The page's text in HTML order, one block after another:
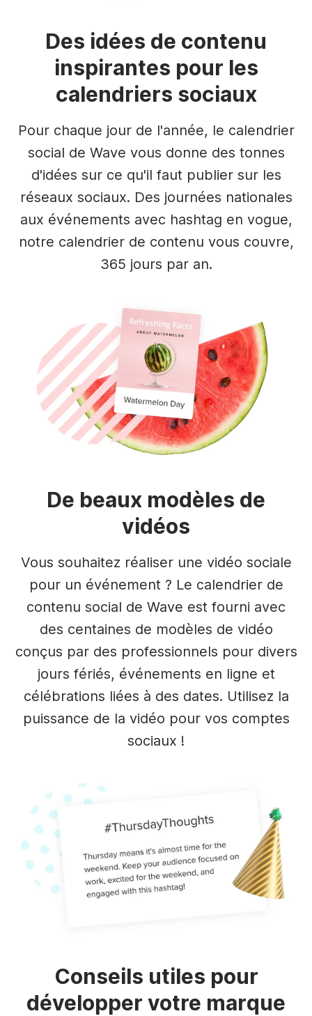
Des idées de contenu
inspirantes pour les
calendriers sociaux
Pour chaque jour de l'année, le calendrier
social de Wave vous donne des tonnes
d'idées sur ce qu'il faut publier sur les
réseaux sociaux. Des journées nationales
aux événements avec hashtag en vogue,
notre calendrier de contenu vous couvre,
365 jours par an.
De beaux modèles de
vidéos
Vous souhaitez réaliser une vidéo sociale
pour un événement ? Le calendrier de
contenu social de Wave est fourni avec
des centaines de modèles de vidéo
conçus par des professionnels pour divers
jours fériés, événements en ligne et
célébrations liées à des dates. Utilisez la
puissance de la vidéo pour vos comptes
sociaux !
Conseils utiles pour
développer votre marque